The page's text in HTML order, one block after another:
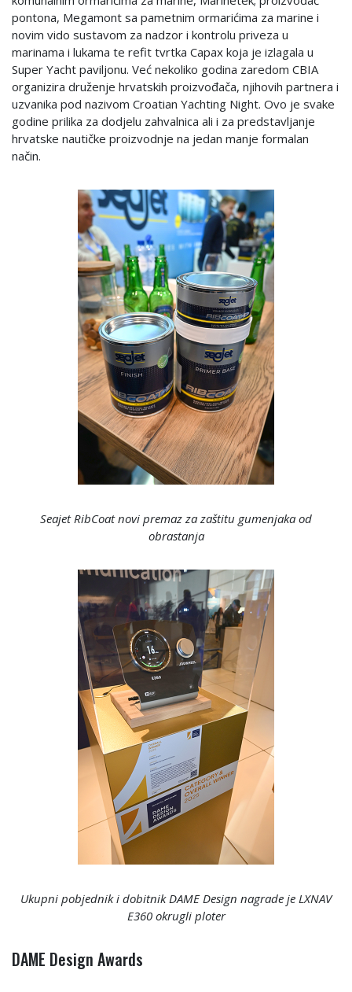
pontona, Megamont sa pametnim ormarićima za marine i
novim vido sustavom za nadzor i kontrolu priveza u
marinama i lukama te refit tvrtka Capax koja je izlagala u
Super Yacht paviljonu. Već nekoliko godina zaredom CBIA
organizira druženje hrvatskih proizvođača, njihovih partnera i
uzvanika pod nazivom Croatian Yachting Night. Ovo je svake
godine prilika za dodjelu zahvalnica ali i za predstavljanje
hrvatske nautičke proizvodnje na jedan manje formalan
način.
Seajet RibCoat novi premaz za zaštitu gumenjaka od
obrastanja
Ukupni pobjednik i dobitnik DAME Design nagrade je LXNAV
E360 okrugli ploter
DAME Design Awards